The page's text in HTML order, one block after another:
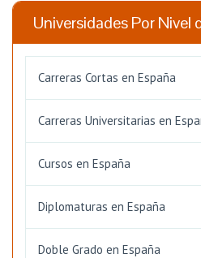
Universidades Por Nivel
Carreras Cortas en España
Carreras Universitarias en
Cursos en España
Diplomaturas en España
Doble Grado en España